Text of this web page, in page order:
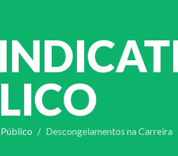
Descongelamentos na Carreira